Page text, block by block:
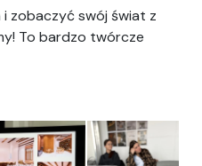
zobaczyć swój świat z
To bardzo twórcze